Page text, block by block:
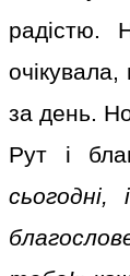
радістю.
за день.
Рут і